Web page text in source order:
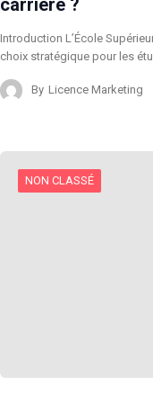
Introduction L’École
choix stratégique pour les
By Licence Marketing
NON CLASSÉ